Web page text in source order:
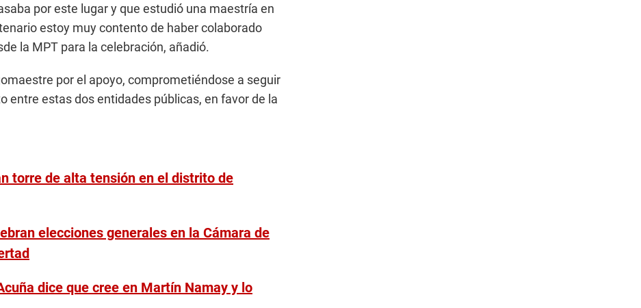
por este lugar y que estudió una maestría en
estoy muy contento de haber colaborado
la MPT para la celebración, añadió.
por el apoyo, comprometiéndose a seguir
entre estas dos entidades públicas, en favor de la
torre de alta tensión en el distrito de
elecciones generales en la Cámara de
dice que cree en Martín Namay y lo